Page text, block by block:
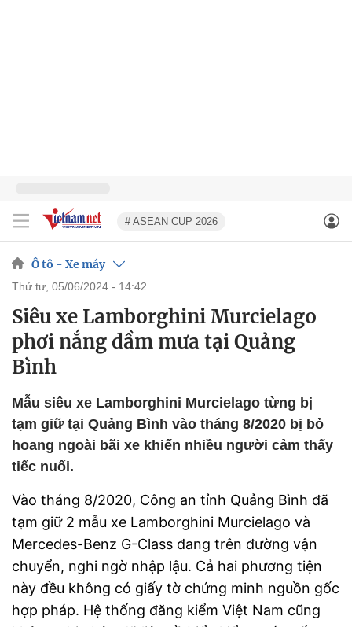
# ASEAN CUP 2026
Ô tô - Xe máy
thứ tư, 05/06/2024 - 14:42
Siêu xe Lamborghini Murcielago
phơi nắng dầm mưa tại Quảng
Bình
Mẫu siêu xe Lamborghini Murcielago từng bị
tạm giữ tại Quảng Bình vào tháng 8/2020 bị bỏ
hoang ngoài bãi xe khiến nhiều người cảm thấy
tiếc nuối.
Vào tháng 8/2020, Công an tỉnh Quảng Bình đã
tạm giữ 2 mẫu xe Lamborghini Murcielago và
Mercedes-Benz G-Class đang trên đường vận
chuyển, nghi ngờ nhập lậu. Cả hai phương tiện
này đều không có giấy tờ chứng minh nguồn gốc
hợp pháp. Hệ thống đăng kiểm Việt Nam cũng